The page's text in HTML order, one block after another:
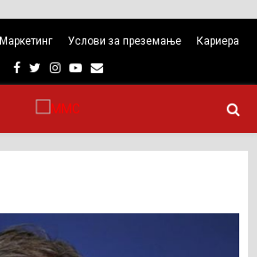
Маркетинг Услови за преземање Кариера
Facebook
TwitterInstagram
Youtube
Email